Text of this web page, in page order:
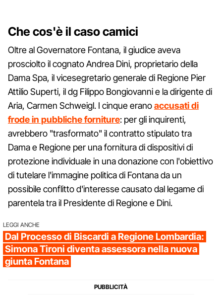
Che cos'è il caso camici
Oltre al Governatore Fontana, il giudice aveva
prosciolto il cognato Andrea Dini, proprietario della
Dama Spa, il vicesegretario generale di Regione Pier
Attilio Superti, il dg Filippo Bongiovanni e la dirigente di
Aria, Carmen Schweigl. I cinque eranoaccusati di
frode in pubbliche forniture: per gli inquirenti,
avrebbero "trasformato" il contratto stipulato tra
Dama e Regione per una fornitura di dispositivi di
protezione individuale in una donazione con l'obiettivo
di tutelare l'immagine politica di Fontana da un
possibile conflitto d'interesse causato dal legame di
parentela tra il Presidente di Regione e Dini.
LEGGI ANCHE
Dal Processo di Biscardi a Regione Lombardia:
Simona Tironi diventa assessora nella nuova
giunta Fontana